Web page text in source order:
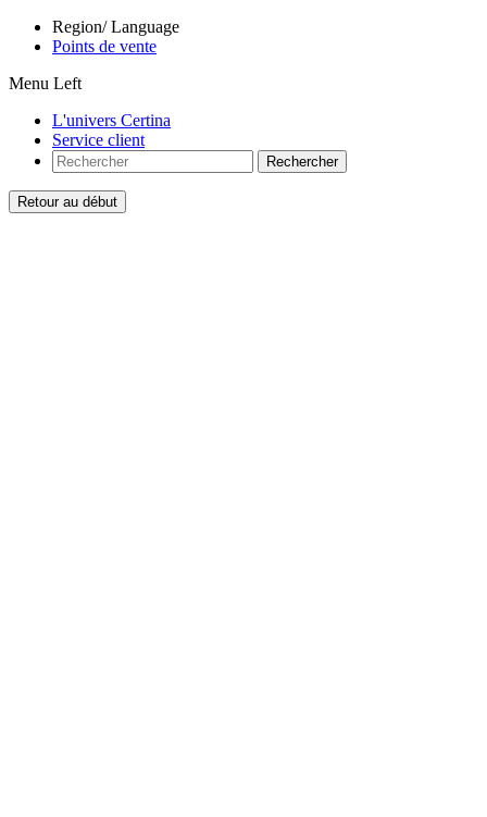
Region/ Language
Points de vente
Menu Left
L'univers Certina
Service client
Rechercher
Retour au début